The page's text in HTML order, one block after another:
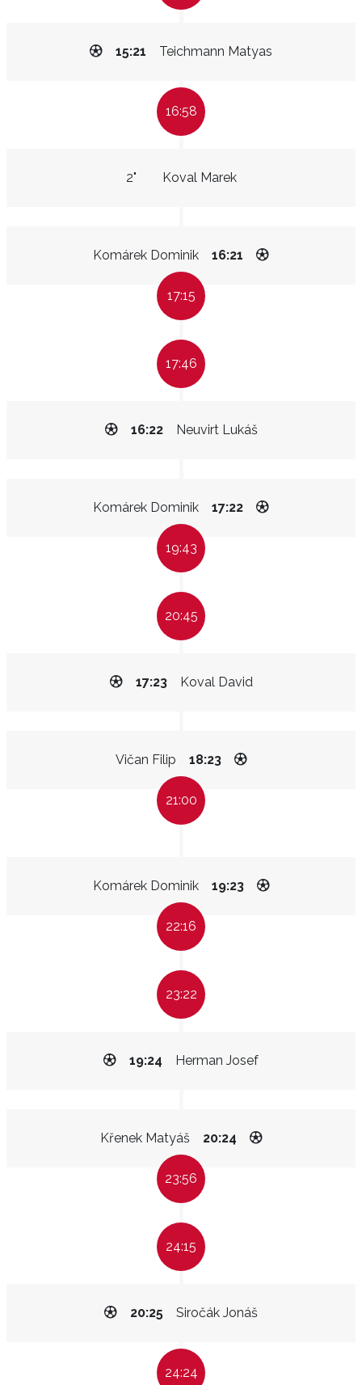
Teichmann Matyas
15:21
16:58
Koval Marek
2"
Komárek Dominik 16:21
17:15
17:46
Neuvirt Lukáš
16:22
Komárek Dominik 17:22
19:43
20:45
Koval David
17:23
Vičan Filip 18:23
21:00
Komárek Dominik 19:23
22:16
23:22
Herman Josef
19:24
Křenek Matyáš 20:24
23:56
24:15
Siročák Jonáš
20:25
24:24